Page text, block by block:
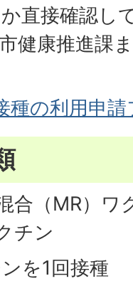
直接確認し
健康推進課
種の利用申
合（MR）ワ
チン
を1回接種